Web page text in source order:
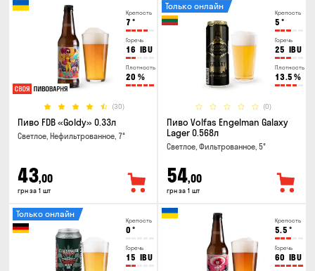
Крепость
7 °
Горечь
16 IBU
Плотность
20 %
(30)
Пиво FDB «Goldy» 0.33л
Светлое, Нефильтрованное, 7°
43,00
грн за 1 шт
Крепость
5 °
Горечь
25 IBU
Плотность
13.5 %
(0)
Только онлайн
Пиво Volfas Engelman Galaxy
Lager 0.568л
Светлое, Фильтрованное, 5°
54,00
грн за 1 шт
Крепость
0 °
Горечь
15 IBU
Только онлайн
Крепость
5.5 °
Горечь
60 IBU